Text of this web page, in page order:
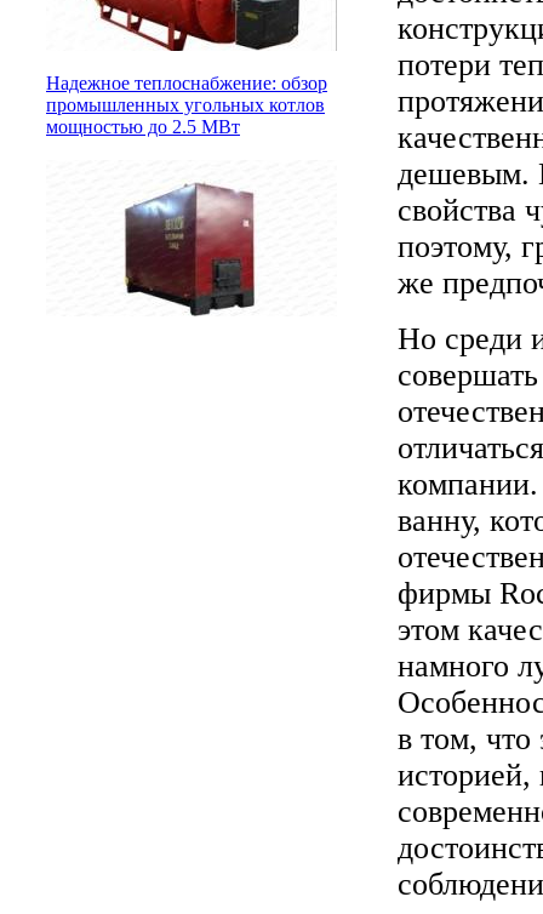
Надежное теплоснабжение: обзор
промышленных угольных котлов
мощностью до 2.5 МВт
потери
дешевым.
свойства
поэтому,
же
Но среди
компании.
ванну,
фирмы
этом
намного
в том, что
историей,